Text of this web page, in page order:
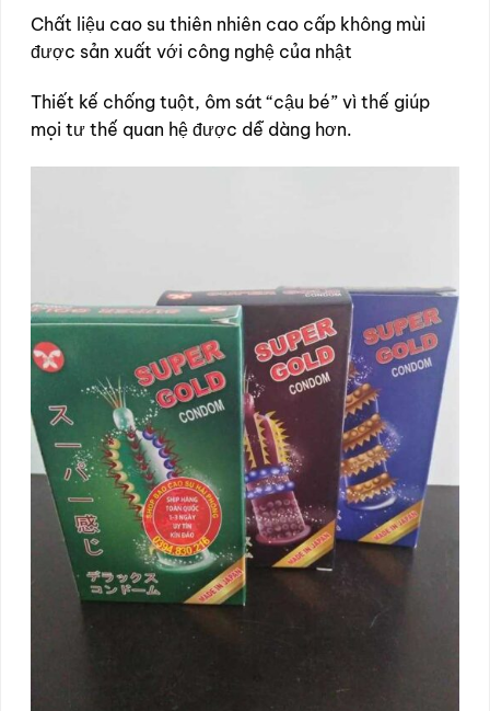
Chất liệu cao su thiên nhiên cao cấp không mùi
được sản xuất với công nghệ của nhật
Thiết kế chống tuột, ôm sát “cậu bé” vì thế giúp
mọi tư thế quan hệ được dễ dàng hơn.